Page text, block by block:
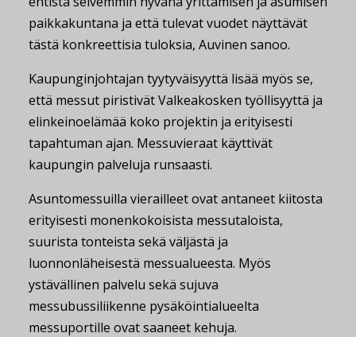
paikkakuntana ja että tulevat vuodet näyttävät
tästä konkreettisia tuloksia, Auvinen sanoo.
Kaupunginjohtajan tyytyväisyyttä lisää myös se,
että messut piristivät Valkeakosken työllisyyttä ja
elinkeinoelämää koko projektin ja erityisesti
tapahtuman ajan. Messuvieraat käyttivät
kaupungin palveluja runsaasti.
Asuntomessuilla vierailleet ovat antaneet kiitosta
erityisesti monenkokoisista messutaloista,
suurista tonteista sekä väljästä ja
luonnonläheisestä messualueesta. Myös
ystävällinen palvelu sekä sujuva
messubussiliikenne pysäköintialueelta
messuportille ovat saaneet kehuja.